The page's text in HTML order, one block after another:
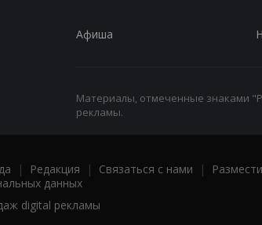
Афиша
Материалы, отмеченные знаками
рекламы.
| Редакция | Связаться с нами |
данных
digital рекламы